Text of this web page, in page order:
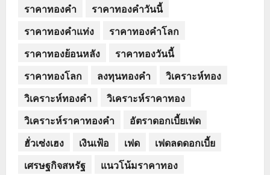
ราคาทองคำ
ราคาทองคำวันนี้
ราคาทองคำแท่ง
ราคาทองคำโลก
ราคาทองย้อนหลัง
ราคาทองวันนี้
ราคาทองโลก
ลงทุนทองคำ
วิเคราะห์ทอง
วิเคราะห์ทองคำ
วิเคราะห์ราคาทอง
วิเคราะห์ราคาทองคำ
อัตราดอกเบี้ยเฟด
ฮั่วเซ่งเฮง
เงินเฟ้อ เฟด
เฟดลดดอกเบี้ย
เศรษฐกิจสหรัฐ
แนวโน้มราคาทอง